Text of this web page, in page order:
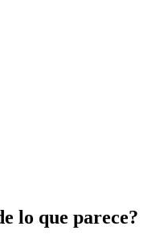
lo que parece?